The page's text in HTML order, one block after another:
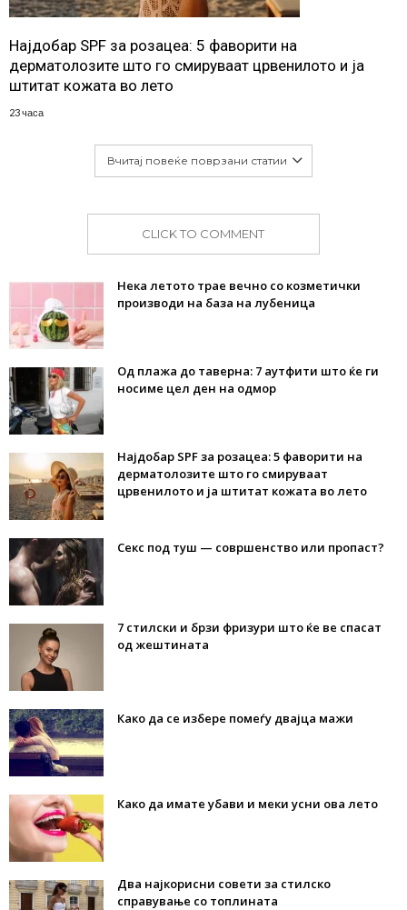
Најдобар SPF за розацеа: 5 фаворити на
дерматолозите што го смируваат црвенилото и ја
штитат кожата во лето
23 часа
Вчитај повеќе поврзани статии
CLICK TO COMMENT
Нека летото трае вечно со козметички
производи на база на лубеница
Од плажа до таверна: 7 аутфити што ќе ги
носиме цел ден на одмор
Најдобар SPF за розацеа: 5 фаворити на
дерматолозите што го смируваат
црвенилото и ја штитат кожата во лето
Секс под туш — совршенство или пропаст?
7 стилски и брзи фризури што ќе ве спасат
од жештината
Како да се избере помеѓу двајца мажи
Како да имате убави и меки усни ова лето
Два најкорисни совети за стилско
справување со топлината